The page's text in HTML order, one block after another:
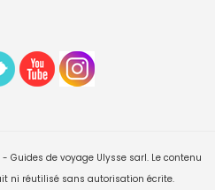
Guides de voyage Ulysse sarl. Le contenu
ni réutilisé sans autorisation écrite.